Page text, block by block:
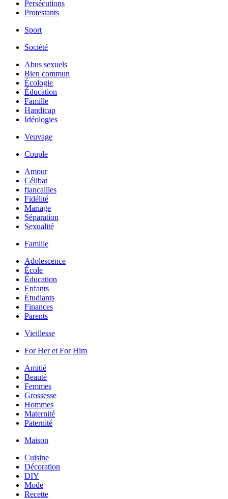
Persécutions
Protestants
Sport
Société
Abus sexuels
Bien commun
Écologie
Éducation
Famille
Handicap
Idéologies
Veuvage
Couple
Amour
Célibat
fiancailles
Fidélité
Mariage
Séparation
Sexualité
Famille
Adolescence
École
Éducation
Enfants
Étudiants
Finances
Parents
Vieillesse
For Her et For Him
Amitié
Beauté
Femmes
Grossesse
Hommes
Maternité
Paternité
Maison
Cuisine
Décoration
DIY
Mode
Recette